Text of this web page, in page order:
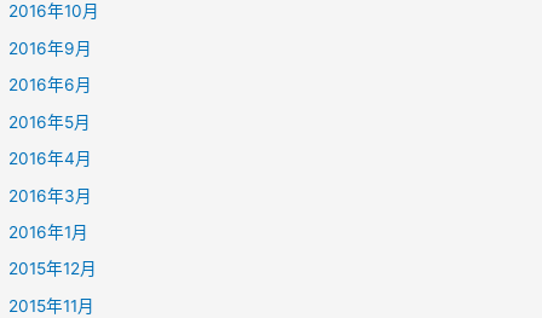
2016年10月
2016年9月
2016年6月
2016年5月
2016年4月
2016年3月
2016年1月
2015年12月
2015年11月